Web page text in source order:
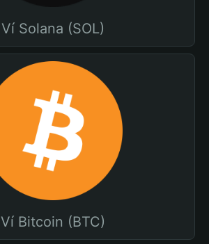
Ví Solana (SOL)
Ví Bitcoin (BTC)